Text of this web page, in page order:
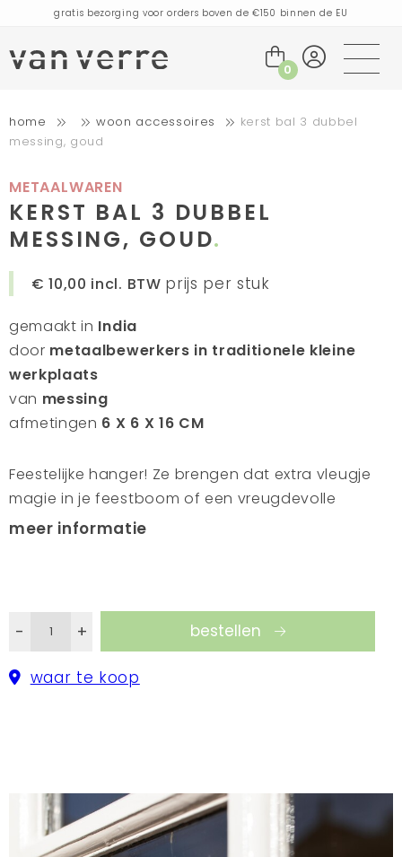
gratis bezorging voor orders boven de €150 binnen de EU
bezoek onze winkel in Amsterdam!
gratis bezorging voor orders boven de €75 binnen de BENELUX & Duitsland
gratis bezorging voor orders boven de €150 binnen de EU
bezoek onze winkel in Amsterdam!
handgemaakte producten vol verhalen
0
home woon accessoires
kerst bal 3 dubbel
messing, goud
METAALWAREN
KERST BAL 3 DUBBEL
MESSING, GOUD
€ 10,00 incl. BTW prijs per stuk
gemaakt in India
door metaalbewerkers in traditionele kleine
werkplaats
van messing
afmetingen 6 X 6 X 16 CM
Feestelijke hanger! Ze brengen dat extra vleugje
magie in je feestboom of een vreugdevolle
aanvulling voor feestelijkheden. Deze hangers
vakmanschap wordt overgedragen van vader op
delicate details van elk afzonderlijk item
meer informatie
- + bestellen
waar te koop